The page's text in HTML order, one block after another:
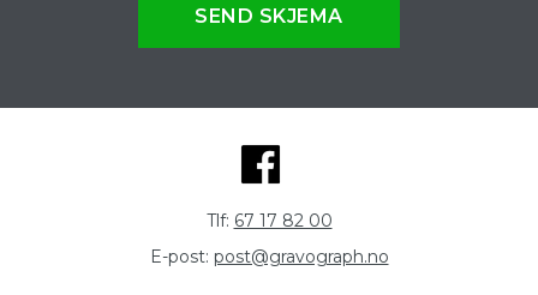
SEND SKJEMA
Tlf: 67 17 82 00
E-post: post@gravograph.no